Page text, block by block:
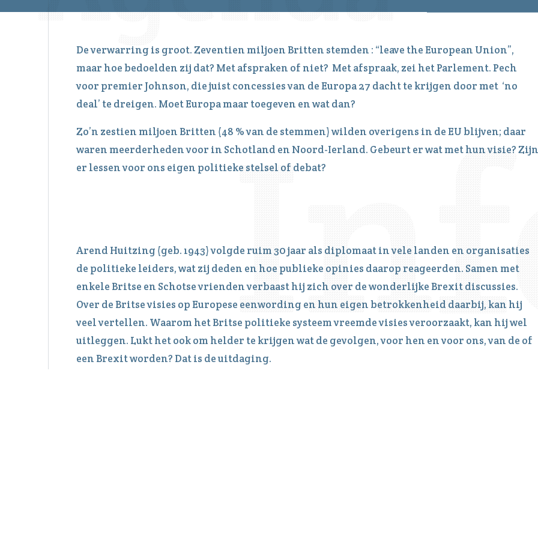
De verwarring is groot. Zeventien miljoen Britten stemden : “leave the European Union”,
maar hoe bedoelden zij dat? Met afspraken of niet? Met afspraak, zei het Parlement. Pech
voor premier Johnson, die juist concessies van de Europa 27 dacht te krijgen door met ‘no
deal’ te dreigen. Moet Europa maar toegeven en wat dan?
Zo’n zestien miljoen Britten (48 % van de stemmen) wilden overigens in de EU blijven; daar
waren meerderheden voor in Schotland en Noord-Ierland. Gebeurt er wat met hun visie? Zijn
er lessen voor ons eigen politieke stelsel of debat?
Arend Huitzing (geb. 1943) volgde ruim 30 jaar als diplomaat in vele landen en organisaties
de politieke leiders, wat zij deden en hoe publieke opinies daarop reageerden. Samen met
enkele Britse en Schotse vrienden verbaast hij zich over de wonderlijke Brexit discussies.
Over de Britse visies op Europese eenwording en hun eigen betrokkenheid daarbij, kan hij
veel vertellen. Waarom het Britse politieke systeem vreemde visies veroorzaakt, kan hij wel
uitleggen. Lukt het ook om helder te krijgen wat de gevolgen, voor hen en voor ons, van de of
een Brexit worden? Dat is de uitdaging.